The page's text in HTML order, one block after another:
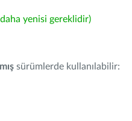
yenisi gereklidir)
sürümlerde kullanılabilir: